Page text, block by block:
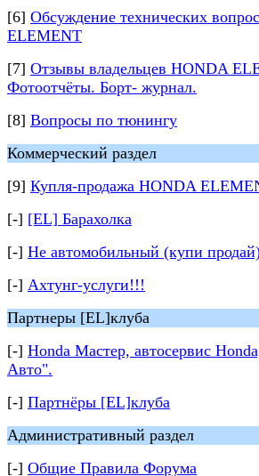
[6] Обсуждение технических
ELEMENT
[7] Отзывы владельцев HONDA
Фотоотчёты. Борт- журнал.
[8] Вопросы по тюнингу
Коммерческий раздел
[9] Купля-продажа HONDA
[-] [EL] Барахолка
[-] Не автомобильный (купи
[-] Ахтунг-услуги!!!
Партнеры [EL]клуба
[-] Honda Мастер, автосервис
Авто".
[-] Партнёры [EL]клуба
Административный раздел
[-] Общие Правила Форума